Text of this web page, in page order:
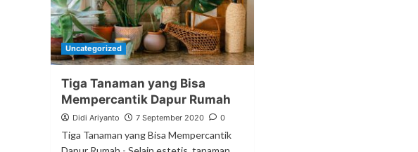
Uncategorized
Tiga Tanaman yang Bisa
Mempercantik Dapur Rumah
Didi Ariyanto 7 September 2020 0
Tiga Tanaman yang Bisa Mempercantik